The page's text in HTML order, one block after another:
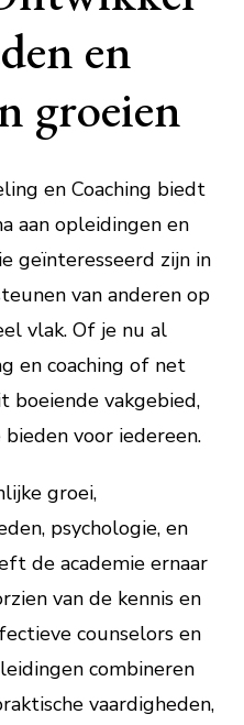
en
groeien
en Coaching biedt
aan opleidingen en
geïnteresseerd zijn in
van anderen op
vlak. Of je nu al
en coaching of net
boeiende vakgebied,
voor iedereen.
groei,
psychologie, en
de academie ernaar
van de kennis en
counselors en
combineren
vaardigheden,